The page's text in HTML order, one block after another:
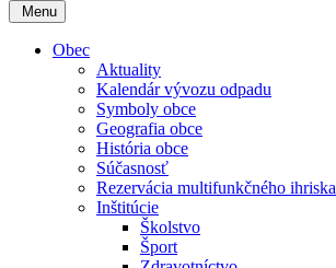
Menu
Obec
Aktuality
Kalendár vývozu odpadu
Symboly obce
Geografia obce
História obce
Súčasnosť
Rezervácia multifunkčného ihriska
Inštitúcie
Školstvo
Šport